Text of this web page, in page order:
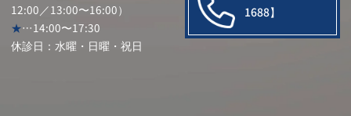
12:00／13:00〜16:00）
★…14:00〜17:30
休診日：水曜・日曜・祝日
1688】